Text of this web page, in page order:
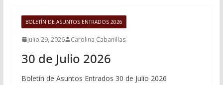
BOLETÍN DE ASUNTOS ENTRADOS 2026
julio 29, 2026 Carolina Cabanillas
30 de Julio 2026
Boletín de Asuntos Entrados 30 de Julio 2026